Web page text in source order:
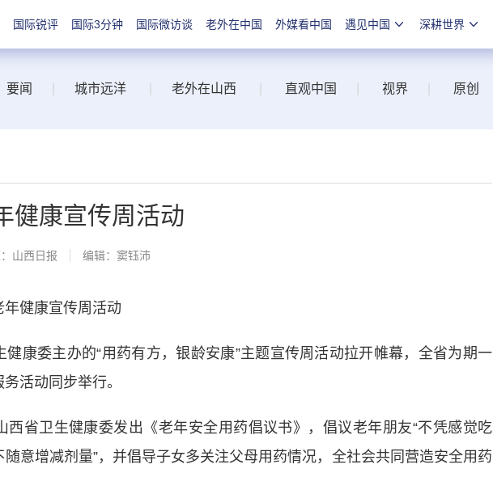
国际锐评 国际3分钟 国际微访谈 老外在中国 外媒看中国 遇见中国 深耕世界
要闻 城市远洋 老外在山西 直观中国 视界 原创
健康宣传周活动
山西日报 编辑：窦钰沛
健康宣传周活动
委主办的“用药有方，银龄安康”主题宣传周活动拉开帷幕，全省为期一
活动同步举行。
省卫生健康委发出《老年安全用药倡议书》，倡议老年朋友“不凭感觉吃
意增减剂量”，并倡导子女多关注父母用药情况，全社会共同营造安全用药